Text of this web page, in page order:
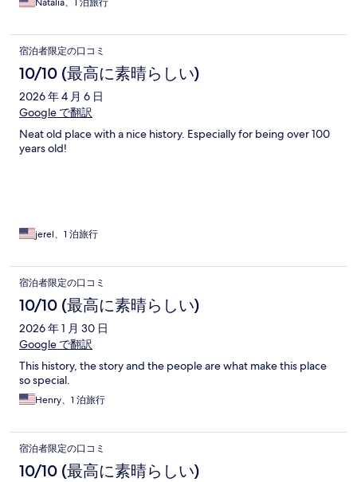
Natalia、1 泊旅行
宿泊者限定の口コミ
10/10 (最高に素晴らしい)
2026 年 4 月 6 日
Google で翻訳
Neat old place with a nice history. Especially for being over 100
years old!
jerel、1 泊旅行
宿泊者限定の口コミ
10/10 (最高に素晴らしい)
2026 年 1 月 30 日
Google で翻訳
This history, the story and the people are what make this place
so special.
Henry、1 泊旅行
宿泊者限定の口コミ
10/10 (最高に素晴らしい)